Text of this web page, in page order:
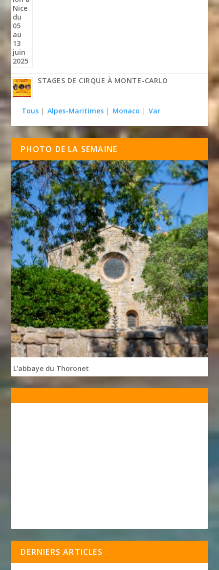
STAGES DE CIRQUE À MONTE-CARLO
Tous | Alpes-Maritimes | Monaco | Var
PHOTO DE LA SEMAINE
L'abbaye du Thoronet
DERNIERS ARTICLES